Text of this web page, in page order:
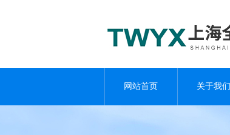
网站首页 关于我们